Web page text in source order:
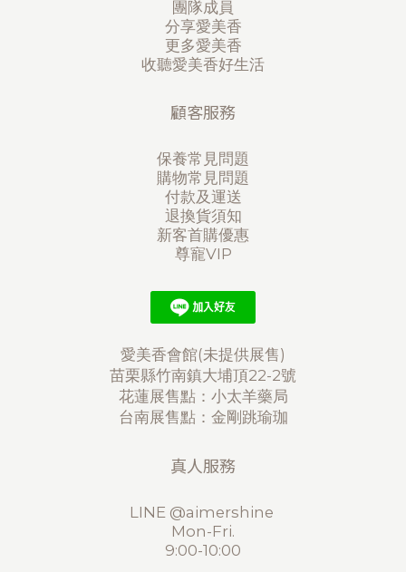
團隊成員
分享愛美香
更多愛美香
收聽愛美香好生活
顧客服務
保養常見問題
購物常見問題
付款及運送
退換貨須知
新客首購優惠
尊寵VIP
愛美香會館(未提供展售)
苗栗縣竹南鎮大埔頂22-2號
花蓮展售點：小太羊藥局
台南展售點：金剛跳瑜珈
真人服務
LINE @aimershine
Mon-Fri.
9:00-10:00